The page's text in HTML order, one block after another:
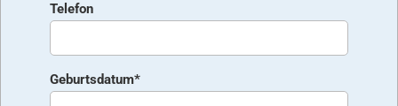
Telefon
Geburtsdatum*